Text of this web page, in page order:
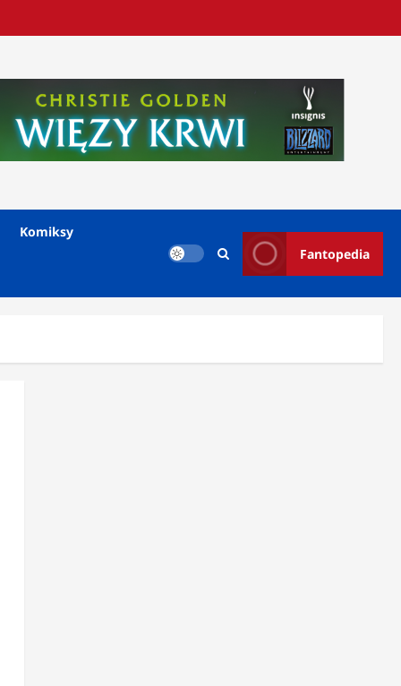
Komiksy
Fantopedia